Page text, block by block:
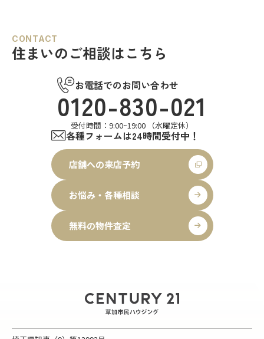
CONTACT
住まいのご相談はこちら
お電話でのお問い合わせ
0120-830-021
受付時間：9:00~19:00 （水曜定休）
各種フォームは24時間受付中！
店舗への来店予約
お悩み・各種相談
無料の物件査定